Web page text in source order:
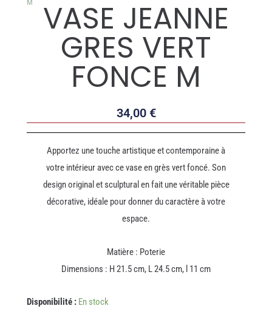
M
VASE JEANNE
GRES VERT
FONCE M
34,00 €
Apportez une touche artistique et contemporaine à
votre intérieur avec ce vase en grès vert foncé. Son
design original et sculptural en fait une véritable pièce
décorative, idéale pour donner du caractère à votre
espace.
Matière : Poterie
Dimensions : H 21.5 cm, L 24.5 cm, l 11 cm
Disponibilité : En stock
quantité